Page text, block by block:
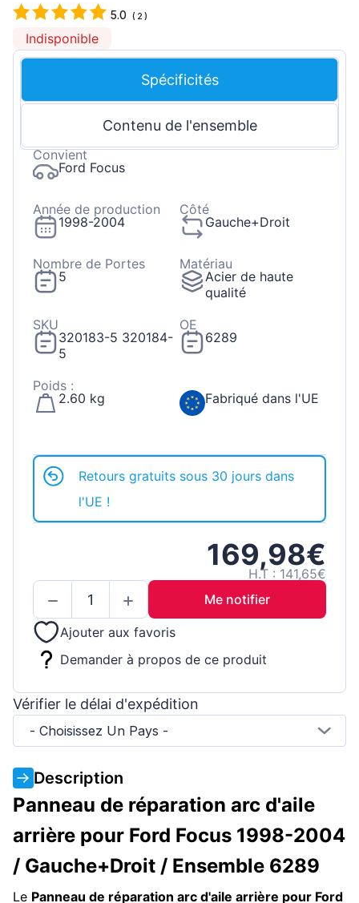
5.0 ( 2 )
Indisponible
Spécificités
Contenu de l'ensemble
Convient
Ford Focus
Année de production
1998-2004
Côté
Gauche+Droit
Nombre de Portes
5
Matériau
Acier de haute
qualité
SKU
320183-5 320184-
5
OE
6289
Poids :
2.60 kg
Fabriqué dans l'UE
Retours gratuits sous 30 jours dans
l'UE !
169,98€
H.T : 141,65€
Me notifier
Ajouter aux favoris
Demander à propos de ce produit
Vérifier le délai d'expédition
- Choisissez Un Pays -
Description
Panneau de réparation arc d'aile
arrière pour Ford Focus 1998-2004
/ Gauche+Droit / Ensemble 6289
Le Panneau de réparation arc d'aile arrière pour Ford